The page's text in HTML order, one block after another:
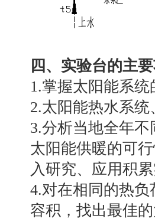
四、实验台的主
1.掌握太阳能系
2.太阳能热水系
3.分析当地全年
太阳能供暖的可
入研究、应用积
4.对在相同的热
容积，找出最佳